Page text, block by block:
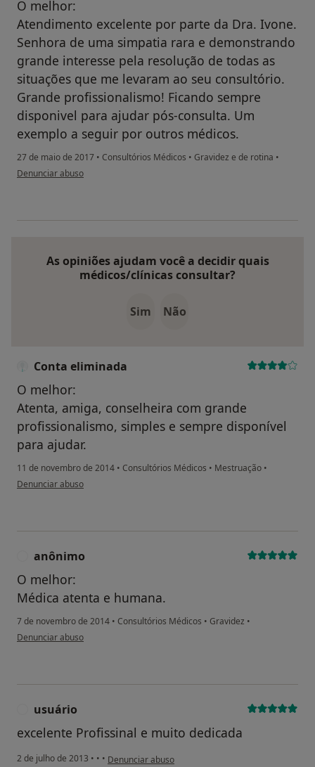
O melhor:
Atendimento excelente por parte da Dra. Ivone.
Senhora de uma simpatia rara e demonstrando
grande interesse pela resolução de todas as
situações que me levaram ao seu consultório.
Grande profissionalismo! Ficando sempre
disponivel para ajudar pós-consulta. Um
exemplo a seguir por outros médicos.
27 de maio de 2017 • Consultórios Médicos • Gravidez e de rotina •
na opinião do utilizador paciente anônimo
Denunciar abuso
As opiniões ajudam você a decidir quais
médicos/clínicas consultar?
Sim Não
Conta eliminada
O melhor:
Atenta, amiga, conselheira com grande
profissionalismo, simples e sempre disponível
para ajudar.
11 de novembro de 2014 • Consultórios Médicos • Mestruação •
na opinião do utilizador Conta eliminada
Denunciar abuso
anônimo
O melhor:
Médica atenta e humana.
7 de novembro de 2014 • Consultórios Médicos • Gravidez •
na opinião do utilizador anônimo
Denunciar abuso
usuário
excelente Profissinal e muito dedicada
2 de julho de 2013 • • • na opinião do utilizador usuário
Denunciar abuso